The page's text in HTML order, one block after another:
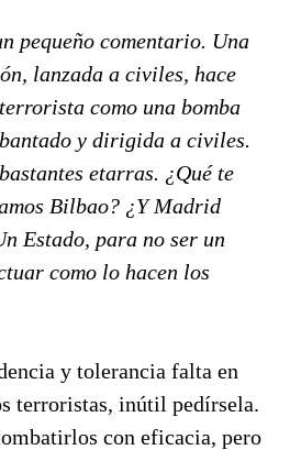
pequeño comentario. Una
lanzada a civiles, hace
como una bomba
y dirigida a civiles.
etarras. ¿Qué te
Bilbao? ¿Y Madrid
Estado, para no ser un
como lo hacen los
y tolerancia falta en
terroristas, inútil pedírsela.
con eficacia, pero